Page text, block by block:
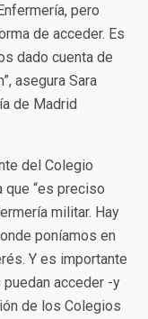
pero
de acceder. Es
dado cuenta de
asegura Sara
de Madrid
del Colegio
que “es preciso
militar. Hay
poníamos en
Y es importante
acceder -y
de los Colegios